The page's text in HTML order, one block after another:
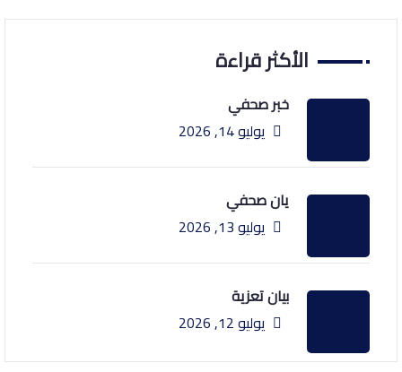
الأكثر قراءة
خبر صحفي
يوليو 14, 2026
يان صحفي
يوليو 13, 2026
بيان تعزية
يوليو 12, 2026